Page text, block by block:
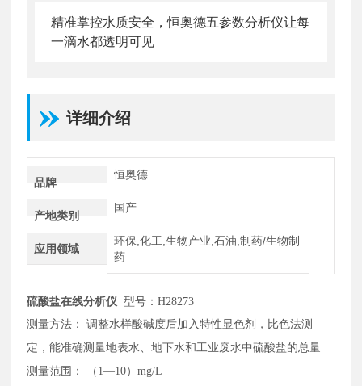
精准掌控水质安全，恒奥德五参数分析仪让每
一滴水都透明可见
详细介绍
品牌
恒奥德
产地类别
国产
应用领域
环保,化工,生物产业,石油,制药/生物制
药
硫酸盐在线分析仪 型号：H28273
测量方法：
调整水样酸碱度后加入特性显色剂，比色法测
定，能准确测量地表水、地下水和工业废水中硫酸盐的总量
测量范围：
（1—10）mg/L